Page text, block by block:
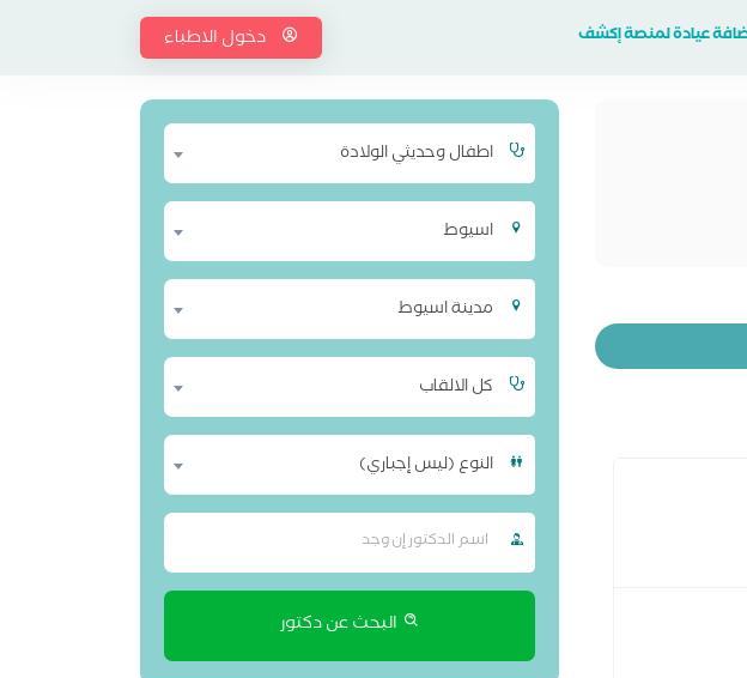
عيادة لمنصة إكشف دخول الاطباء
اطفال وحديثي الولادة
اسيوط
مدينة اسيوط
كل الالقاب
النوع (ليس إجباري)
البحث عن دكتور